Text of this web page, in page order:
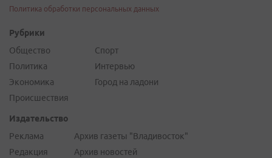
Политика обработки персональных данных
Рубрики
Общество
Политика
Экономика
Происшествия
Спорт
Интервью
Город на ладони
Издательство
Реклама
Редакция
Архив газеты "Владивосток"
Архив новостей